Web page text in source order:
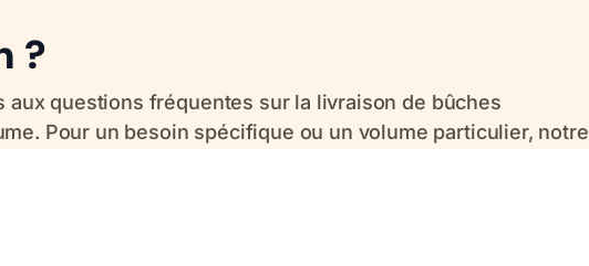
?
aux questions fréquentes sur la livraison de bûches
Pour un besoin spécifique ou un volume particulier, notre